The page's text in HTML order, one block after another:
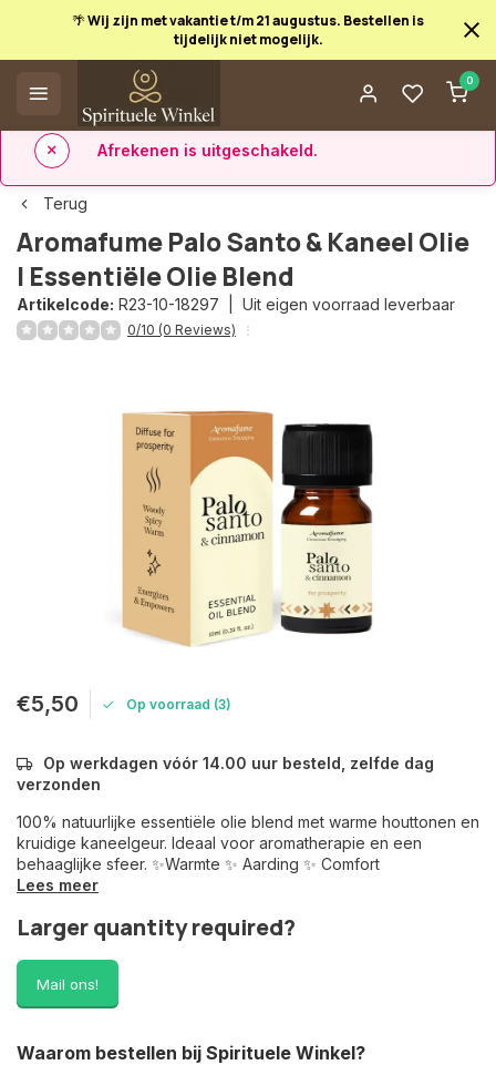
🌴 Wij zijn met vakantie t/m 21 augustus. Bestellen is
tijdelijk niet mogelijk.
0
✅ 14 dagen retourrecht ✅ Direct uit eigen voorraad leverbaar
Afrekenen is uitgeschakeld.
Terug
Aromafume Palo Santo & Kaneel Olie
| Essentiële Olie Blend
Artikelcode: R23-10-18297 | Uit eigen voorraad leverbaar
0/10 (0 Reviews)
€5,50 Op voorraad (3)
Op werkdagen vóór 14.00 uur besteld, zelfde dag
verzonden
100% natuurlijke essentiële olie blend met warme houttonen en
kruidige kaneelgeur. Ideaal voor aromatherapie en een
behaaglijke sfeer. ✨Warmte ✨ Aarding ✨ Comfort
Lees meer
Larger quantity required?
Mail ons!
Waarom bestellen bij Spirituele Winkel?